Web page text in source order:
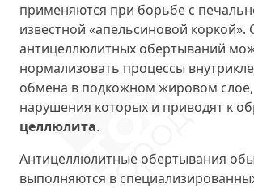
применяются при борьбе с
известной «апельсиновой
антицеллюлитных обертываний
нормализовать процессы
обмена в подкожном жировом слое,
нарушения которых и приводят к
целлюлита.
Антицеллюлитные обертывания
выполняются в